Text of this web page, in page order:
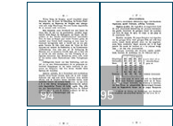
94
U
95